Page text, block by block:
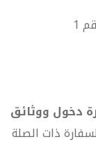
1
دخول ووثائق
ذات الصلة